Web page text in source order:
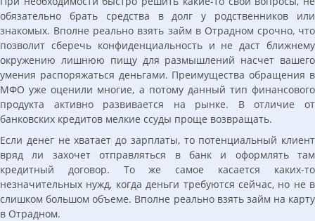
обязательно брать средства в долг у родственников или
знакомых. Вполне реально взять займ в Отрадном срочно, что
позволит сберечь конфиденциальность и не даст ближнему
окружению лишнюю пищу для размышлений насчет вашего
умения распоряжаться деньгами. Преимущества обращения в
МФО уже оценили многие, а потому данный тип финансового
продукта активно развивается на рынке. В отличие от
банковских кредитов мелкие ссуды проще возвращать.
Если денег не хватает до зарплаты, то потенциальный клиент
вряд ли захочет отправляться в банк и оформлять там
кредитный договор. То же самое касается каких-то
незначительных нужд, когда деньги требуются сейчас, но не в
слишком большом объеме. Вполне реально взять займ на карту
в Отрадном.